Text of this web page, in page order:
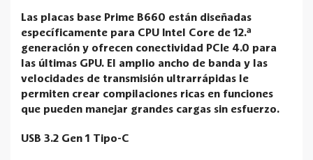
Las placas base Prime B660 están diseñadas
específicamente para CPU Intel Core de 12.ª
generación y ofrecen conectividad PCIe 4.0 para
las últimas GPU. El amplio ancho de banda y las
velocidades de transmisión ultrarrápidas le
permiten crear compilaciones ricas en funciones
que pueden manejar grandes cargas sin esfuerzo.
USB 3.2 Gen 1 Tipo-C